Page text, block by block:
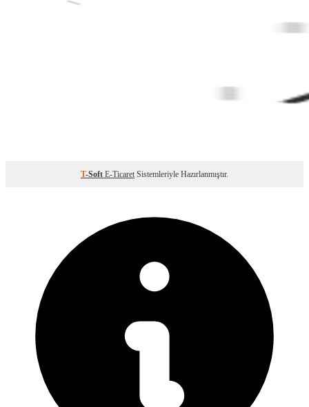
T-Soft E-Ticaret Sistemleriyle Hazırlanmıştır.